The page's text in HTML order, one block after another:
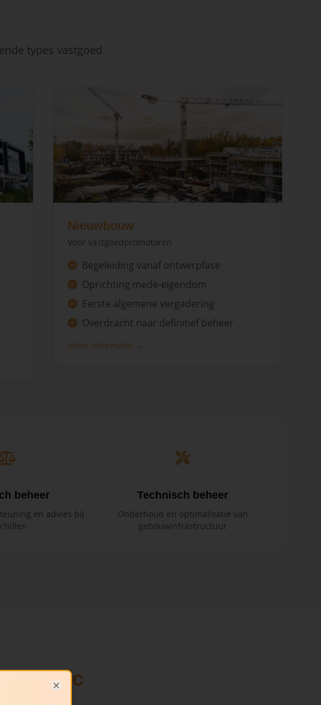
types vastgoed
Nieuwbouw
Voor vastgoedpromotoren
Begeleiding vanaf ontwerpfase
Oprichting mede-eigendom
Eerste algemene vergadering
Overdracht naar definitief beheer
Meer informatie →
beheer
en advies bij
Technisch beheer
Onderhoud en optimalisatie van
gebouwinfrastructuur
Syndic